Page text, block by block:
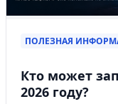
ПОЛЕЗНАЯ
Кто может
2026 году?